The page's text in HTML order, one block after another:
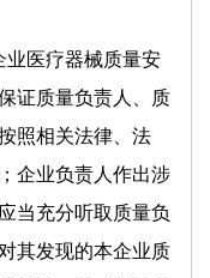
医疗器械质量安
证质量负责人、质
照相关法律、法
企业负责人作出涉
当充分听取质量负
其发现的本企业质